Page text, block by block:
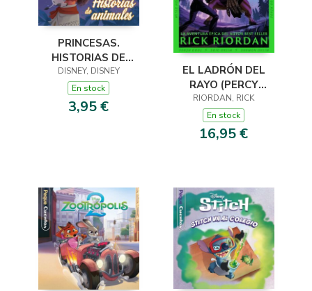
PRINCESAS.
HISTORIAS DE
ANIMALES.
PEQUECUENTOS
DISNEY, DISNEY
En stock
3,95 €
EL LADRÓN DEL
RAYO (PERCY
JACKSON Y LOS
DIOSES DEL OLIMPO
1)
RIORDAN, RICK
En stock
16,95 €